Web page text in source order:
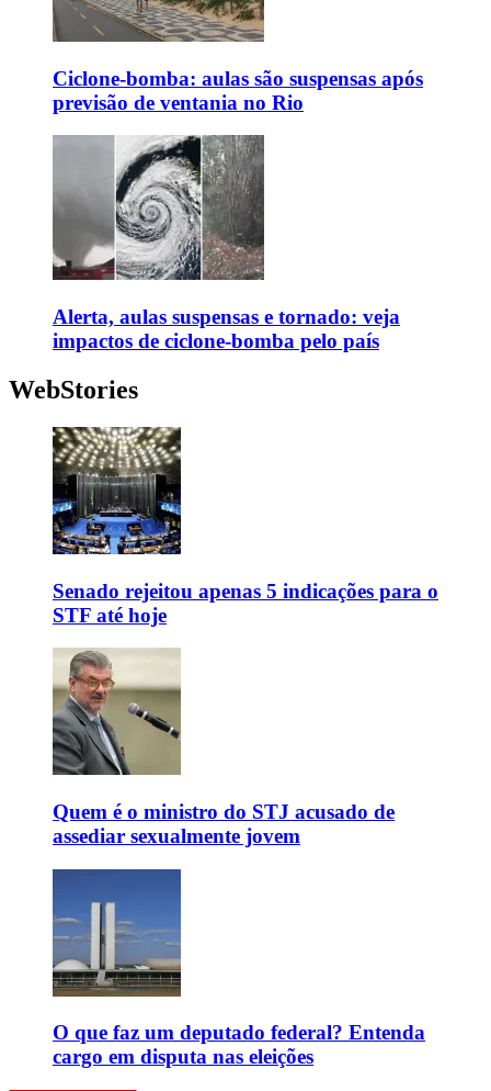
Ciclone-bomba: aulas são suspensas após
previsão de ventania no Rio
Alerta, aulas suspensas e tornado: veja
impactos de ciclone-bomba pelo país
WebStories
Senado rejeitou apenas 5 indicações para o
STF até hoje
Quem é o ministro do STJ acusado de
assediar sexualmente jovem
O que faz um deputado federal? Entenda
cargo em disputa nas eleições